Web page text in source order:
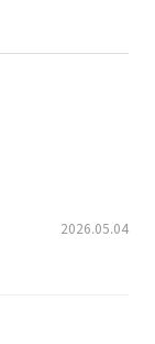
2026.05.04